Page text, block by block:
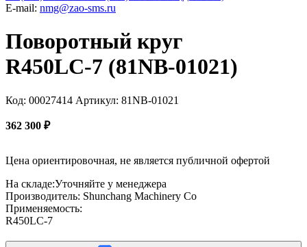
E-mail: nmg@zao-sms.ru
Поворотный круг
R450LC-7 (81NB-01021)
Код: 00027414 Артикул: 81NB-01021
362 300 ₽
Цена ориентировочная, не является публичной офертой
На складе:Уточняйте у менеджера
Производитель: Shunchang Machinery Co
Применяемость:
R450LC-7